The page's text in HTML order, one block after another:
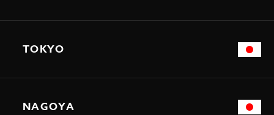
TOKYO
NAGOYA